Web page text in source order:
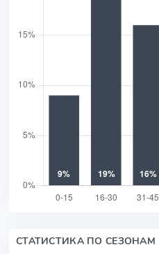
СТАТИСТИКА ПО СЕЗОНАМ